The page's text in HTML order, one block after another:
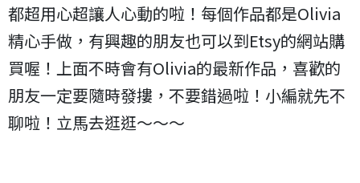
都超用心超讓人心動的啦！每個作品都是Olivia
精心手做，有興趣的朋友也可以到Etsy的網站購
買喔！上面不時會有Olivia的最新作品，喜歡的
朋友一定要隨時發摟，不要錯過啦！小編就先不
聊啦！立馬去逛逛～～～